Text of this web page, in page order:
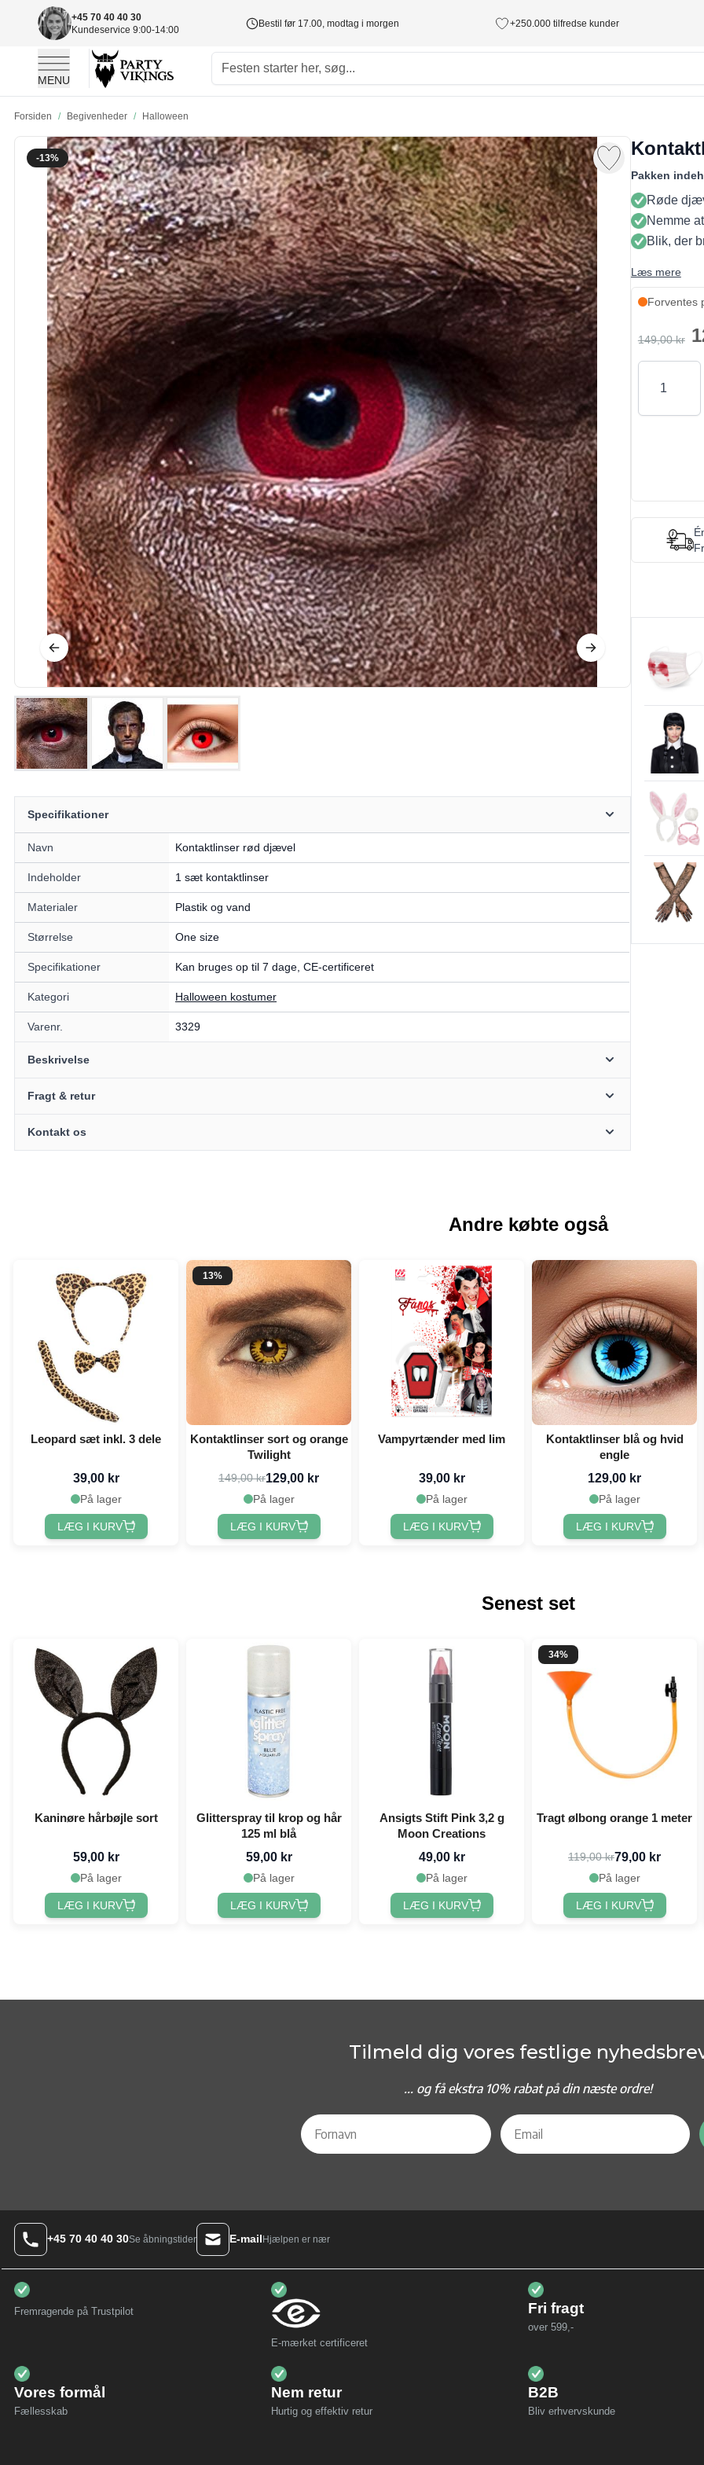
+45 70 40 40 30
Kundeservice 9:00-14:00
Bestil før 17.00, modtag i morgen +250.000 tilfredse kunder
MENU
Forsiden / Begivenheder / Halloween
-13%
Specifikationer
Navn Kontaktlinser rød djævel
Indeholder 1 sæt kontaktlinser
Materialer Plastik og vand
Størrelse One size
Specifikationer Kan bruges op til 7 dage, CE-certificeret
Kategori Halloween kostumer
Varenr. 3329
Beskrivelse
Fragt & retur
Kontakt os
Pakken
Røde
Nemme
Blik, der
Læs mere
Forventes
149,00 kr
Antal
Andre købte også
Leopard sæt inkl. 3 dele
39,00 kr
På lager
LÆG I KURV
13%
Kontaktlinser sort og orange
Twilight
149,00 kr129,00 kr
På lager
LÆG I KURV
Vampyrtænder med lim
39,00 kr
På lager
LÆG I KURV
Kontaktlinser blå og hvid
engle
129,00 kr
På lager
LÆG I KURV
Senest set
Kaninøre hårbøjle sort
59,00 kr
På lager
LÆG I KURV
Glitterspray til krop og hår
125 ml blå
59,00 kr
På lager
LÆG I KURV
Ansigts Stift Pink 3,2 g
Moon Creations
49,00 kr
På lager
LÆG I KURV
34%
Tragt ølbong orange 1 meter
119,00 kr79,00 kr
På lager
LÆG I KURV
Tilmeld dig vores festlige
... og få ekstra 10% rabat på din næste ordre!
+45 70 40 40 30Se åbningstider E-mailHjælpen er nær
Fremragende på Trustpilot
E-mærket certificeret
Fri fragt
over 599,-
Vores formål
Fællesskab
Nem retur
Hurtig og effektiv retur
B2B
Bliv erhvervskunde